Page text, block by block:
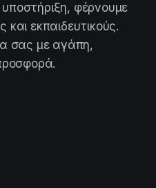
φέρνουμε
και εκπαιδευτικούς.
σας με αγάπη,